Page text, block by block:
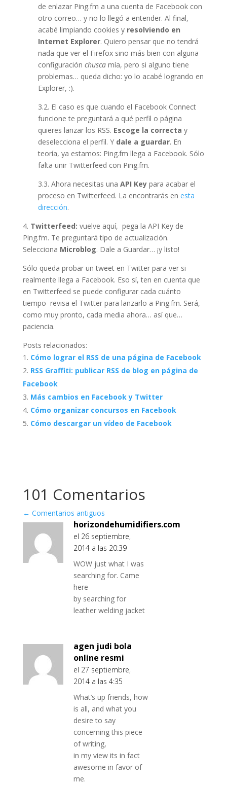
de enlazar Ping.fm a una cuenta de Facebook con
otro correo… y no lo llegó a entender. Al final,
acabé limpiando cookies y resolviendo en
Internet Explorer. Quiero pensar que no tendrá
nada que ver el Firefox sino más bien con alguna
configuración chuscamía, pero si alguno tiene
problemas… queda dicho: yo lo acabé logrando en
Explorer, :).
3.2. El caso es que cuando el Facebook Connect
funcione te preguntará a qué perfil o página
quieres lanzar los RSS. Escoge la correcta y
deselecciona el perfil. Y dale a guardar. En
teoría, ya estamos: Ping.fm llega a Facebook. Sólo
falta unir Twitterfeed con Ping.fm.
3.3. Ahora necesitas una API Keypara acabar el
proceso en Twitterfeed. La encontrarás en esta
dirección.
4. Twitterfeed: vuelve aquí, pega la API Key de
Ping.fm. Te preguntará tipo de actualización.
Selecciona Microblog. Dale a Guardar… ¡y listo!
Sólo queda probar un tweet en Twitter para ver si
realmente llega a Facebook. Eso sí, ten en cuenta que
en Twitterfeed se puede configurar cada cuánto
tiempo revisa el Twitter para lanzarlo a Ping.fm. Será,
como muy pronto, cada media ahora… así que…
paciencia.
Posts relacionados:
Cómo lograr el RSS de una página de Facebook
RSS Graffiti: publicar RSS de blog en página de
Facebook
Más cambios en Facebook y Twitter
Cómo organizar concursos en Facebook
Cómo descargar un vídeo de Facebook
101 Comentarios
← Comentarios antiguos
horizondehumidifiers.com
el 26 septiembre,
2014 a las 20:39
WOW just what I was
searching for. Came
here
by searching for
leather welding jacket
agen judi bola
online resmi
el 27 septiembre,
2014 a las 4:35
What’s up friends, how
is all, and what you
desire to say
concerning this piece
of writing,
in my view its in fact
awesome in favor of
me.